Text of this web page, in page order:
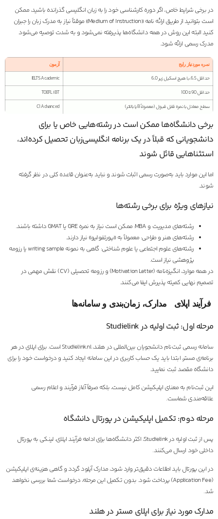
در برخی شرایط خاص، اگر دوره کارشناسی خود را به زبان انگلیسی گذرانده باشید، ممکن
است بتوانید از طریق ارائه نامه «Medium of Instruction» موقتاً نیاز به مدرک زبان را جبران
کنید البته این روش در همه دانشگاه‌ها پذیرفته نمی‌شود و به شدت توصیه می‌شود
مدرک رسمی ارائه شود.
نمره موردنیاز رایج آزمون
حداقل 6.5، با هیچ اسکیل زیر 6.0
IELTS Academic
حداقل 90 تا 100
TOEFL iBT
سطح معادل با نمره قابل قبول (معمولاً B یا بالاتر)
C1 Advanced
برخی دانشگاه‌ها ممکن است در رشته‌هایی خاص یا برای
دانشجویانی که قبلاً در یک برنامه انگلیسی‌زبان تحصیل کرده‌اند،
استثناهایی قائل شوند
اما این موارد باید به‌صورت رسمی اثبات شوند و نباید به‌عنوان قاعده کلی در نظر گرفته
شوند.
نیازهای ویژه برای برخی رشته‌ها
رشته‌های مدیریت و MBA: ممکن است نیاز به نمره GRE یا GMAT داشته باشند.
رشته‌های هنر و طراحی: معمولاً به «پورتفولیو» نیاز دارند.
رشته‌های علوم اجتماعی یا علوم شناختی: گاهی به نمونه writing sample یا رزومه
پژوهشی نیاز است.
در همه موارد، انگیزه‌نامه (Motivation Letter) و رزومه تحصیلی (CV) نقش مهمی در
تصمیم نهایی کمیته پذیرش ایفا می‌کنند.
فرآیند اپلای مدارک، زمان‌بندی و سامانه‌ها
مرحله اول: ثبت اولیه در Studielink
سامانه رسمی ثبت‌نام دانشجویان بین‌المللی در هلند، Studielink.nl است. برای اپلای در هر
برنامه‌ی مستر، ابتدا باید یک حساب کاربری در این سامانه ایجاد کنید و درخواست خود را برای
دانشگاه مقصد ثبت نمایید.
این ثبت‌نام به معنای اپلیکیشن کامل نیست، بلکه صرفاً آغاز فرآیند و اعلام رسمی
علاقه‌مندی شماست.
مرحله دوم: تکمیل اپلیکیشن در پورتال دانشگاه
پس از ثبت اولیه در Studielink، اکثر دانشگاه‌ها برای ادامه فرآیند اپلای، لینکی به پورتال
داخلی خود ارسال می‌کنند.
در این پورتال باید اطلاعات دقیق‌تر وارد شود، مدارک آپلود گردد و گاهی هزینه‌ی اپلیکیشن
(Application Fee) پرداخت شود. بدون تکمیل این مرحله، درخواست شما بررسی نخواهد
شد.
مدارک مورد نیاز برای اپلای مستر در هلند